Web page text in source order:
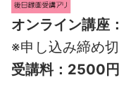
オンライン講座
※申し込み締め
受講料：2500円